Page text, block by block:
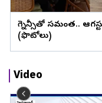
ప్రెగ్నెన్సీతో సమంత..
(ఫొటోలు)
Video